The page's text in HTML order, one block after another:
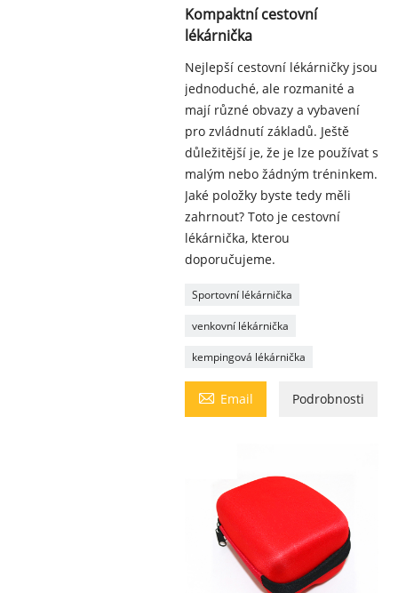
Kompaktní cestovní
lékárnička
Nejlepší cestovní lékárničky jsou
jednoduché, ale rozmanité a
mají různé obvazy a vybavení
pro zvládnutí základů. Ještě
důležitější je, že je lze používat s
malým nebo žádným tréninkem.
Jaké položky byste tedy měli
zahrnout? Toto je cestovní
lékárnička, kterou
doporučujeme.
Sportovní lékárnička
venkovní lékárnička
kempingová lékárnička
 Email Podrobnosti